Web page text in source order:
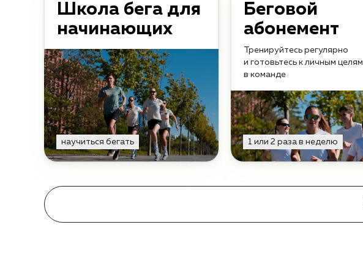
Школа бега для
начинающих
научиться бегать
Беговой
абонемент
Тренируйтесь регулярно
и готовьтесь к личным целям
в команде
1 или 2 раза в неделю